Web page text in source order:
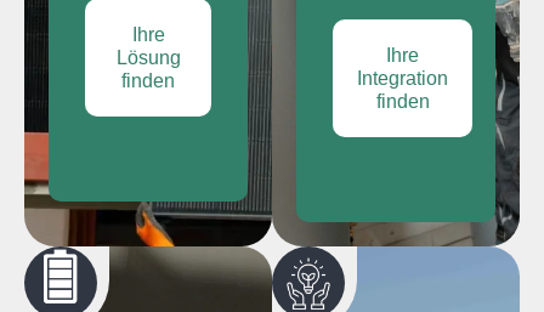
Ihre
Lösung
finden
Ihre
Integration
finden